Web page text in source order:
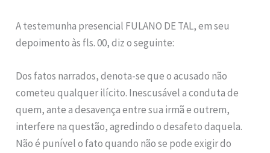
A testemunha presencial FULANO DE TAL, em seu
depoimento às fls. 00, diz o seguinte:
Dos fatos narrados, denota-se que o acusado não
cometeu qualquer ilícito. Inescusável a conduta de
quem, ante a desavença entre sua irmã e outrem,
interfere na questão, agredindo o desafeto daquela.
Não é punível o fato quando não se pode exigir do